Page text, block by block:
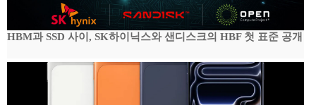
HBM과 SSD 사이, SK하이닉스와 샌디스크의 HBF 첫 표준 공개